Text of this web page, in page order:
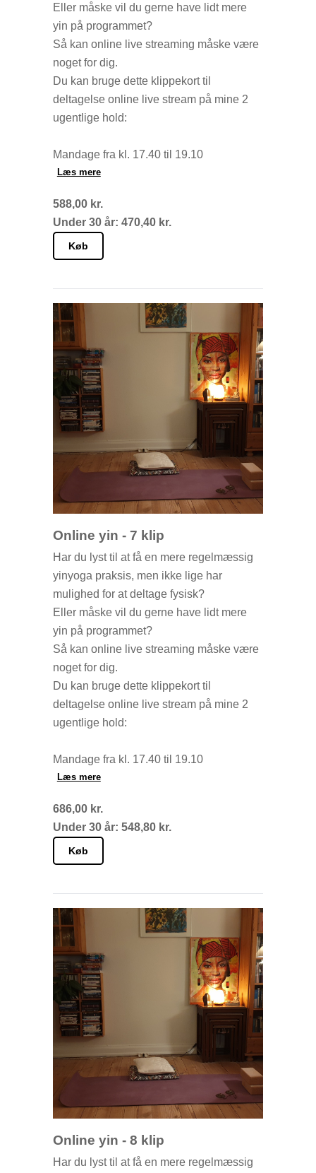
Eller måske vil du gerne have lidt mere
yin på programmet?
Så kan online live streaming måske være
noget for dig.
Du kan bruge dette klippekort til
deltagelse online live stream på mine 2
ugentlige hold:
Mandage fra kl. 17.40 til 19.10
Torsdage fra kl. 17.00 til 18.30
Det hele foregår live via Teams hjemme
fra din yndlingskrog. Og det er nemmere
end det lyder. Du får efter din betaling en
Jeg glæder mig til vi ses
Læs mere
588,00 kr.
Under 30 år: 470,40 kr.
Køb
Online yin - 7 klip
Har du lyst til at få en mere regelmæssig
yinyoga praksis, men ikke lige har
mulighed for at deltage fysisk?
Eller måske vil du gerne have lidt mere
yin på programmet?
Så kan online live streaming måske være
noget for dig.
Du kan bruge dette klippekort til
deltagelse online live stream på mine 2
ugentlige hold:
Mandage fra kl. 17.40 til 19.10
Torsdage fra kl. 17.00 til 18.30
Det hele foregår live via Teams hjemme
fra din yndlingskrog. Og det er nemmere
end det lyder. Du får efter din betaling en
Jeg glæder mig til vi ses
Læs mere
686,00 kr.
Under 30 år: 548,80 kr.
Køb
Online yin - 8 klip
Har du lyst til at få en mere regelmæssig